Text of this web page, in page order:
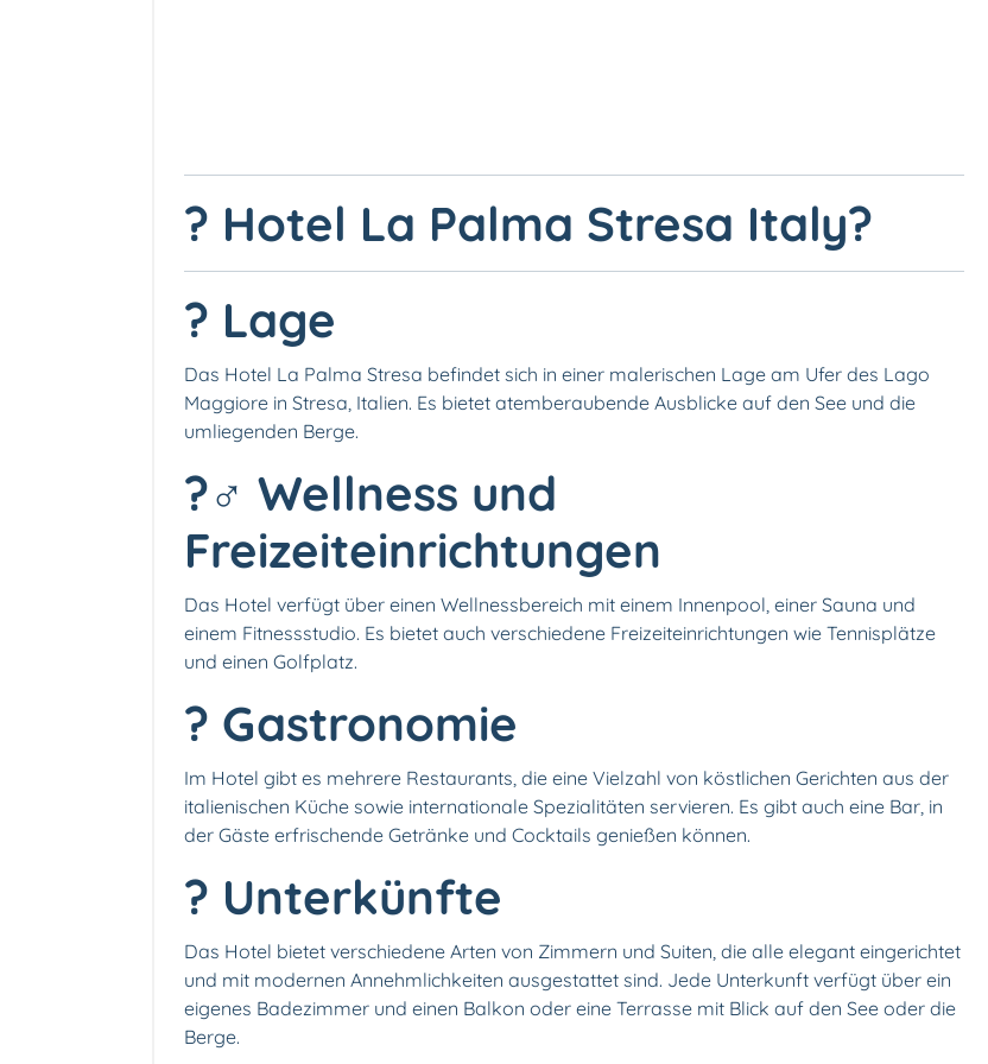
? Hotel La Palma Stresa Italy?
? Lage
Das Hotel La Palma Stresa befindet sich in einer malerischen Lage am Ufer des Lago
Maggiore in Stresa, Italien. Es bietet atemberaubende Ausblicke auf den See und die
umliegenden Berge.
?‍♂️ Wellness und
Freizeiteinrichtungen
Das Hotel verfügt über einen Wellnessbereich mit einem Innenpool, einer Sauna und
einem Fitnessstudio. Es bietet auch verschiedene Freizeiteinrichtungen wie Tennisplätze
und einen Golfplatz.
?️ Gastronomie
Im Hotel gibt es mehrere Restaurants, die eine Vielzahl von köstlichen Gerichten aus der
italienischen Küche sowie internationale Spezialitäten servieren. Es gibt auch eine Bar, in
der Gäste erfrischende Getränke und Cocktails genießen können.
? Unterkünfte
Das Hotel bietet verschiedene Arten von Zimmern und Suiten, die alle elegant eingerichtet
und mit modernen Annehmlichkeiten ausgestattet sind. Jede Unterkunft verfügt über ein
eigenes Badezimmer und einen Balkon oder eine Terrasse mit Blick auf den See oder die
Berge.